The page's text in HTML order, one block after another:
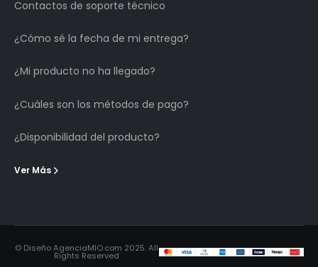
Contactos de soporte técnico
¿Cómo sé la fecha de mi entrega?
¿Mi producto no ha llegado?
¿Cuáles son los métodos de pago?
¿Disponibilidad del producto?
Ver Más
© Diseño AgenciaMIO.com 2025. All
Rights Reserved